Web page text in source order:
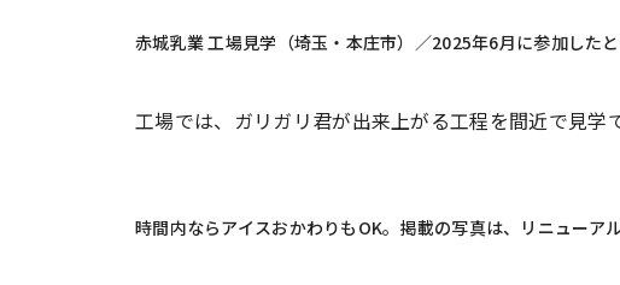
赤城乳業 工場見学（埼玉・本庄市）／2025年6月に参加したと
工場では、ガリガリ君が出来上がる工程を間近で見学
時間内ならアイスおかわりもOK。掲載の写真は、リニューア